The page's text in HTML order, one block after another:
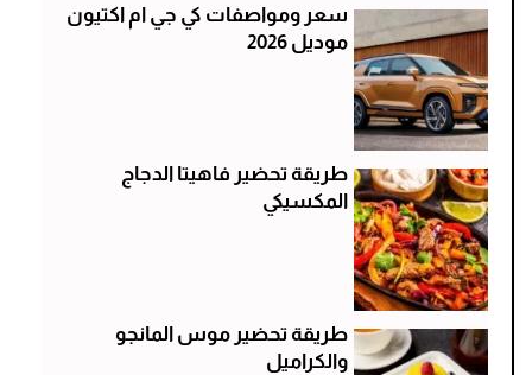
سعر ومواصفات كي جي ام اكتيون
موديل 2026
طريقة تحضير فاهيتا الدجاج
المكسيكي
طريقة تحضير موس المانجو
والكراميل